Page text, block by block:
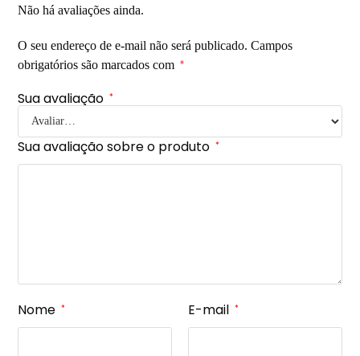
Não há avaliações ainda.
O seu endereço de e-mail não será publicado. Campos
obrigatórios são marcados com
*
Sua avaliação *
Sua avaliação sobre o produto *
Nome * E-mail *